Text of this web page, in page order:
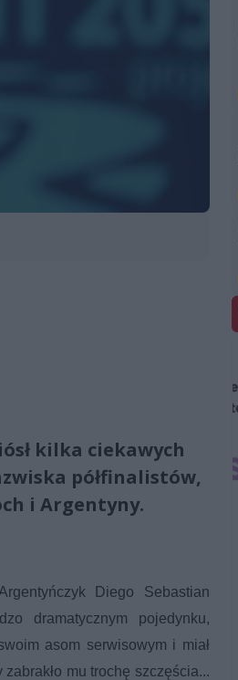
kilka ciekawych
półfinalistów,
i Argentyny.
Diego Sebastian
dramatycznym pojedynku,
asom serwisowym i miał
mu trochę szczęścia...